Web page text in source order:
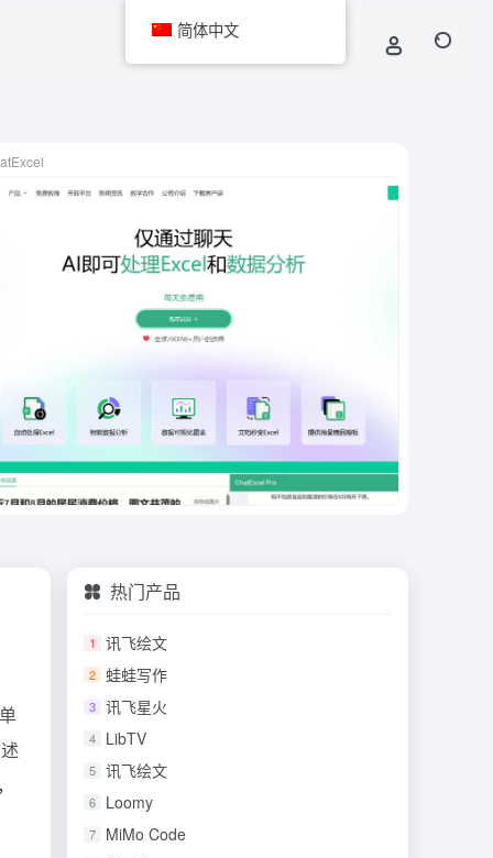
热门产品
1 讯飞绘文
2 蛙蛙写作
3 讯飞星火
4 LibTV
5 讯飞绘文
6 Loomy
7 MiMo Code
简体中文